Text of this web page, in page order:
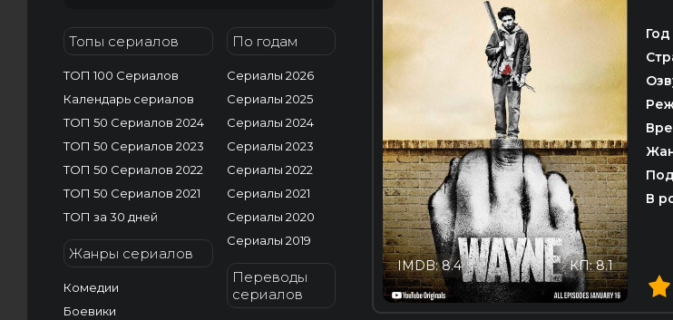
Топы сериалов
ТОП 100 Сериалов
Календарь сериалов
ТОП 50 Сериалов 2024
ТОП 50 Сериалов 2023
ТОП 50 Сериалов 2022
ТОП 50 Сериалов 2021
ТОП за 30 дней
Жанры сериалов
Комедии
Боевики
По годам
Сериалы 2026
Сериалы 2025
Сериалы 2024
Сериалы 2023
Сериалы 2022
Сериалы 2021
Сериалы 2020
Сериалы 2019
Переводы
сериалов
КП: 8.1
IMDB: 8.4
В